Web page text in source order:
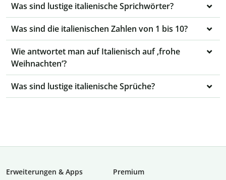
Was sind lustige italienische Sprichwörter?
Was sind die italienischen Zahlen von 1 bis 10?
Wie antwortet man auf Italienisch auf ‚frohe
Weihnachten‘?
Was sind lustige italienische Sprüche?
Erweiterungen & Apps
Premium